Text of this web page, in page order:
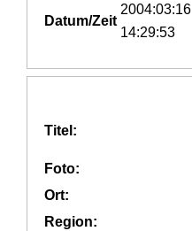
Datum/Zeit
2004:03:16
14:29:53
Titel:
Foto:
Ort:
Region: